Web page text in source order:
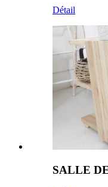
Détail
SALLE